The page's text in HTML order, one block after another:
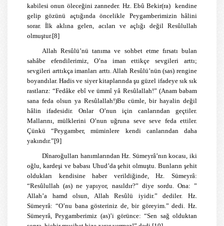
kabilesi onun öleceğini zanneder. Hz. Ebû Bekir(ra) kendine
gelip gözünü açtığında öncelikle Peygamberimizin hâlini
sorar. İlk aklına gelen, acıları ve açlığı değil Resûlullah
olmuştur.[8]
Allah Resûlü’nü tanıma ve sohbet etme fırsatı bulan
sahâbe efendilerimiz, O’na iman ettikçe sevgileri arttı;
sevgileri arttıkça imanları arttı. Allah Resûlü’nün (sas) rengine
boyandılar. Hadis ve siyer kitaplarında şu güzel ifadeye sık sık
rastlarız: “Fedâke ebî ve ümmî yâ Resûlallah!” (Anam babam
sana feda olsun ya Resûlallah!)Bu cümle, bir hayalin değil
hâlin ifadesidir. Onlar O’nun için canlarından geçtiler.
Mallarını, mülklerini O’nun uğruna seve seve feda ettiler.
Çünkü “Peygamber, müminlere kendi canlarından daha
yakındır.”[9]
Dînaroğulları hanımlarından Hz. Sümeyrâ’nın kocası, iki
oğlu, kardeşi ve babası Uhud’da şehit olmuştu. Bunların şehit
oldukları kendisine haber verildiğinde, Hz. Sümeyrâ:
“Resûlullah (as) ne yapıyor, nasıldır?” diye sordu. Ona: ”
Allah’a hamd olsun, Allah Resûlü iyidir.” dediler. Hz.
Sümeyrâ: “O’nu bana gösteriniz de, bir göreyim.” dedi. Hz.
Sümeyrâ, Peygamberimiz (as)’i görünce: “Sen sağ olduktan